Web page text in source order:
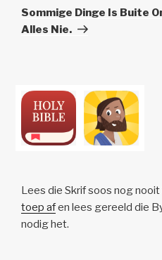
Post
Sommige Dinge Is Buite
Alles Nie.
Lees die Skrif soos nog
toep afen lees gereeld die
nodig het.